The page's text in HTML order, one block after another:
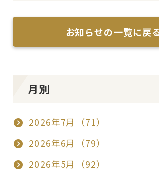
お知らせの一覧に戻
月別
2026年7月（71）
2026年6月（79）
2026年5月（92）